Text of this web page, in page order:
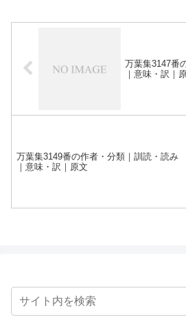
万葉集3147番
｜意味・訳｜
万葉集3149番の作者・分類｜訓読・読み
｜意味・訳｜原文